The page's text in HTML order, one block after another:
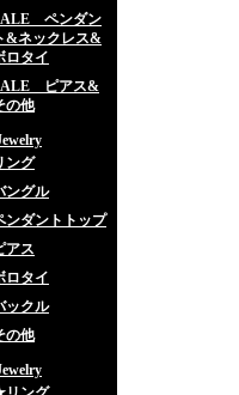
ペンダン
&ネックレス&
ロタイ
ピアス&
の他
ング
ングル
ンダントトップ
アス
ロタイ
ックル
の他